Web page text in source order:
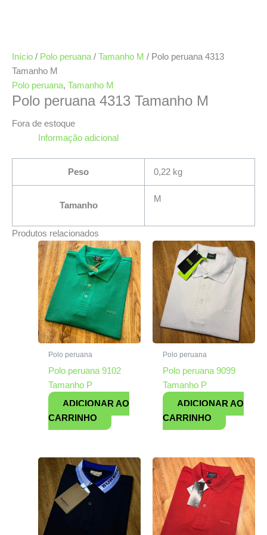
Início / Polo peruana / Tamanho M / Polo peruana 4313
Tamanho M
Polo peruana, Tamanho M
Polo peruana 4313 Tamanho M
Fora de estoque
Informação adicional
Peso 0,22 kg
Tamanho
M
Produtos relacionados
Polo peruana
Polo peruana 9102
Tamanho P
ADICIONAR AO
CARRINHO
Polo peruana
Polo peruana 9099
Tamanho P
ADICIONAR AO
CARRINHO